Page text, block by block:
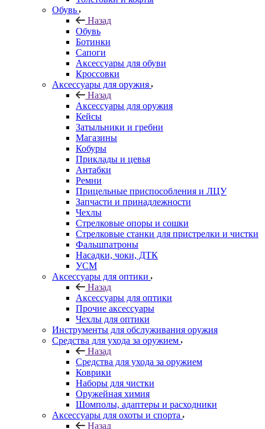
Обувь
Назад
Обувь
Ботинки
Сапоги
Аксессуары для обуви
Кроссовки
Аксессуары для оружия
Назад
Аксессуары для оружия
Кейсы
Затыльники и гребни
Магазины
Кобуры
Приклады и цевья
Антабки
Ремни
Прицельные приспособления и ЛЦУ
Запчасти и принадлежности
Чехлы
Стрелковые опоры и сошки
Стрелковые станки для пристрелки и чистки
Фальшпатроны
Насадки, чоки, ДТК
УСМ
Аксессуары для оптики
Назад
Аксессуары для оптики
Прочие аксессуары
Чехлы для оптики
Инструменты для обслуживания оружия
Средства для ухода за оружием
Назад
Средства для ухода за оружием
Коврики
Наборы для чистки
Оружейная химия
Шомполы, адаптеры и расходники
Аксессуары для охоты и спорта
Назад